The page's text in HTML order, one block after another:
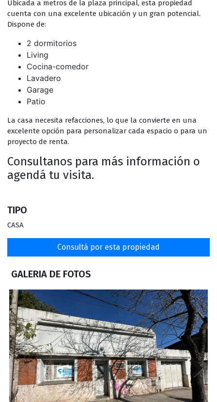
INICIO
VENTAS
Ubicada a metros de la plaza principal, esta propiedad
cuenta con una excelente ubicación y un gran potencial.
Dispone de:
2 dormitorios
Living
Cocina-comedor
Lavadero
Garage
Patio
La casa necesita refacciones, lo que la convierte en una
excelente opción para personalizar cada espacio o para un
proyecto de renta.
Consultanos para más información o
agendá tu visita.
TIPO
CASA
Consultá por esta propiedad
GALERIA DE FOTOS
Next